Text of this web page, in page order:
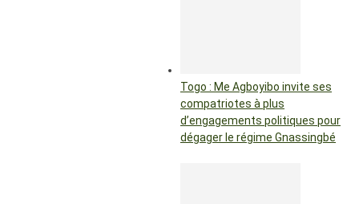
Togo : Me Agboyibo invite ses
compatriotes à plus
d’engagements politiques pour
dégager le régime Gnassingbé